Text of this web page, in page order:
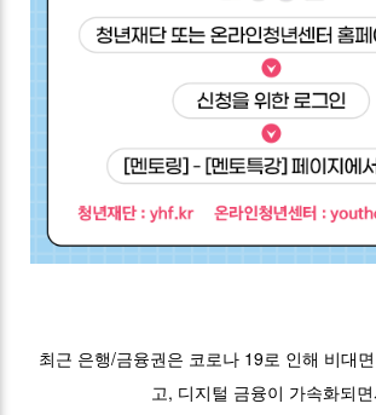
최근 은행/금융권은 코로나 19로 인해 비대
고, 디지털 금융이 가속화되면